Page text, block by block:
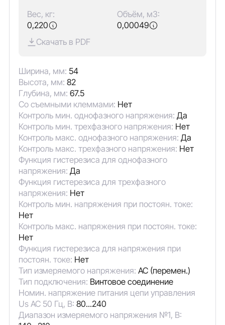
Вес, кг:
0,220
Объём, м3:
0,00049
Скачать в PDF
Ширина, мм: 54
Высота, мм: 82
Глубина, мм: 67.5
Со съемными клеммами: Нет
Контроль мин. однофазного напряжения: Да
Контроль мин. трехфазного напряжения: Нет
Контроль макс. однофазного напряжения: Да
Контроль макс. трехфазного напряжения: Нет
Функция гистерезиса для однофазного
напряжения: Да
Функция гистерезиса для трехфазного
напряжения: Нет
Контроль мин. напряжения при постоян. токе:
Нет
Контроль макс. напряжения при постоян. токе:
Нет
Функция гистерезиса для напряжения при
постоян. токе: Нет
Тип измеряемого напряжения: AC (перемен.)
Тип подключения: Винтовое соединение
Номин. напряжение питания цепи управления
Us AC 50 Гц, В: 80...240
Диапазон измеряемого напряжения №1, В: